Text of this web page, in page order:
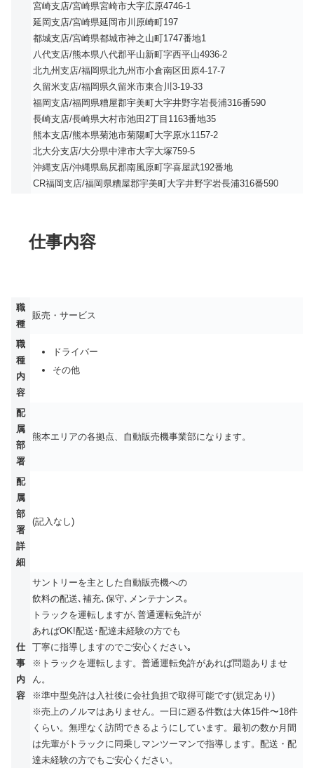
宮崎支店/宮崎県宮崎市大字広原4746-1
延岡支店/宮崎県延岡市川原崎町197
都城支店/宮崎県都城市神之山町1747番地1
八代支店/熊本県八代郡平山新町字西平山4936-2
北九州支店/福岡県北九州市小倉南区田原4-17-7
久留米支店/福岡県久留米市東合川3-19-33
福岡支店/福岡県糟屋郡宇美町大字井野字岩長浦316番590
長崎支店/長崎県大村市池田2丁目1163番地35
熊本支店/熊本県菊池市菊陽町大字原水1157-2
北大分支店/大分県中津市大字大塚759-5
沖縄支店/沖縄県島尻郡南風原町字喜屋武192番地
CR福岡支店/福岡県糟屋郡宇美町大字井野字岩長浦316番590
仕事内容
職
種
販売・サービス
職
種
内
容
ドライバー
その他
配
属
部
署
熊本エリアの各拠点、自動販売機事業部になります。
配
属
部
署
詳
細
(記入なし)
仕
事
内
容
サントリーを主とした自動販売機への
飲料の配送､補充､保守､メンテナンス｡
トラックを運転しますが､普通運転免許が
あればOK!配送･配達未経験の方でも
丁寧に指導しますのでご安心ください｡
※トラックを運転します。普通運転免許があれば問題ありませ
ん。
※準中型免許は⼊社後に会社負担で取得可能です(規定あり)
※売上のノルマはありません。⼀⽇に廻る件数は⼤体15件〜18件
くらい。無理なく訪問できるようにしています。最初の数か⽉間
は先輩がトラックに同乗しマンツーマンで指導します。配送・配
達未経験の⽅でもご安⼼ください。